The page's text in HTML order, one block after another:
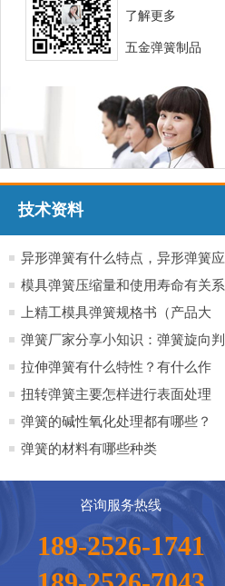
了解更多
五金弹簧制品
技术资料
异形弹簧有什么特点，异形弹簧应
用于哪些行业产品
模具弹簧压缩量和使用寿命有关系
吗？
上精工模具弹簧规格书（产品大
全）
弹簧厂家分享小知识：弹簧旋向判
定方法小知识
拉伸弹簧有什么特性？有什么作
用？
扭转弹簧主要怎样进行表面处理
弹簧的碱性氧化处理都有哪些？
弹簧的材料有哪些种类
咨询服务热线
189-2526-1741